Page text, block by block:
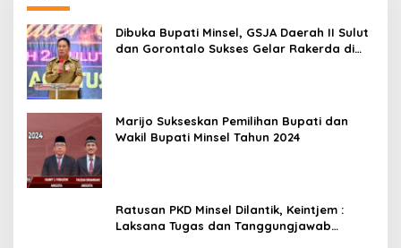
Dibuka Bupati Minsel, GSJA Daerah II Sulut
dan Gorontalo Sukses Gelar Rakerda di
Marijo Sukseskan Pemilihan Bupati dan
Wakil Bupati Minsel Tahun 2024
Ratusan PKD Minsel Dilantik, Keintjem :
Laksana Tugas dan Tanggungjawab